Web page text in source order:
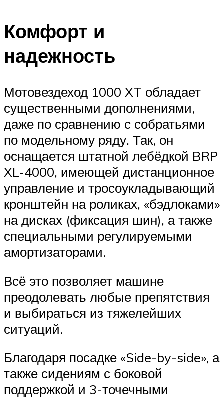
Комфорт и
надежность
Мотовездеход 1000 XT обладает
существенными дополнениями,
даже по сравнению с собратьями
по модельному ряду. Так, он
оснащается штатной лебёдкой BRP
XL-4000, имеющей дистанционное
управление и тросоукладывающий
кронштейн на роликах, «бэдлоками»
на дисках (фиксация шин), а также
специальными регулируемыми
амортизаторами.
Всё это позволяет машине
преодолевать любые препятствия
и выбираться из тяжелейших
ситуаций.
Благодаря посадке «Side-by-side», а
также сидениям с боковой
поддержкой и 3-точечными